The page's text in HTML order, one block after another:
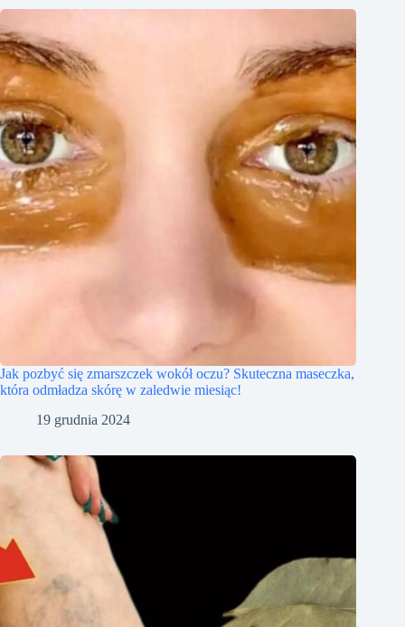
Jak pozbyć się zmarszczek wokół oczu? Skuteczna maseczka,
która odmładza skórę w zaledwie miesiąc!
19 grudnia 2024